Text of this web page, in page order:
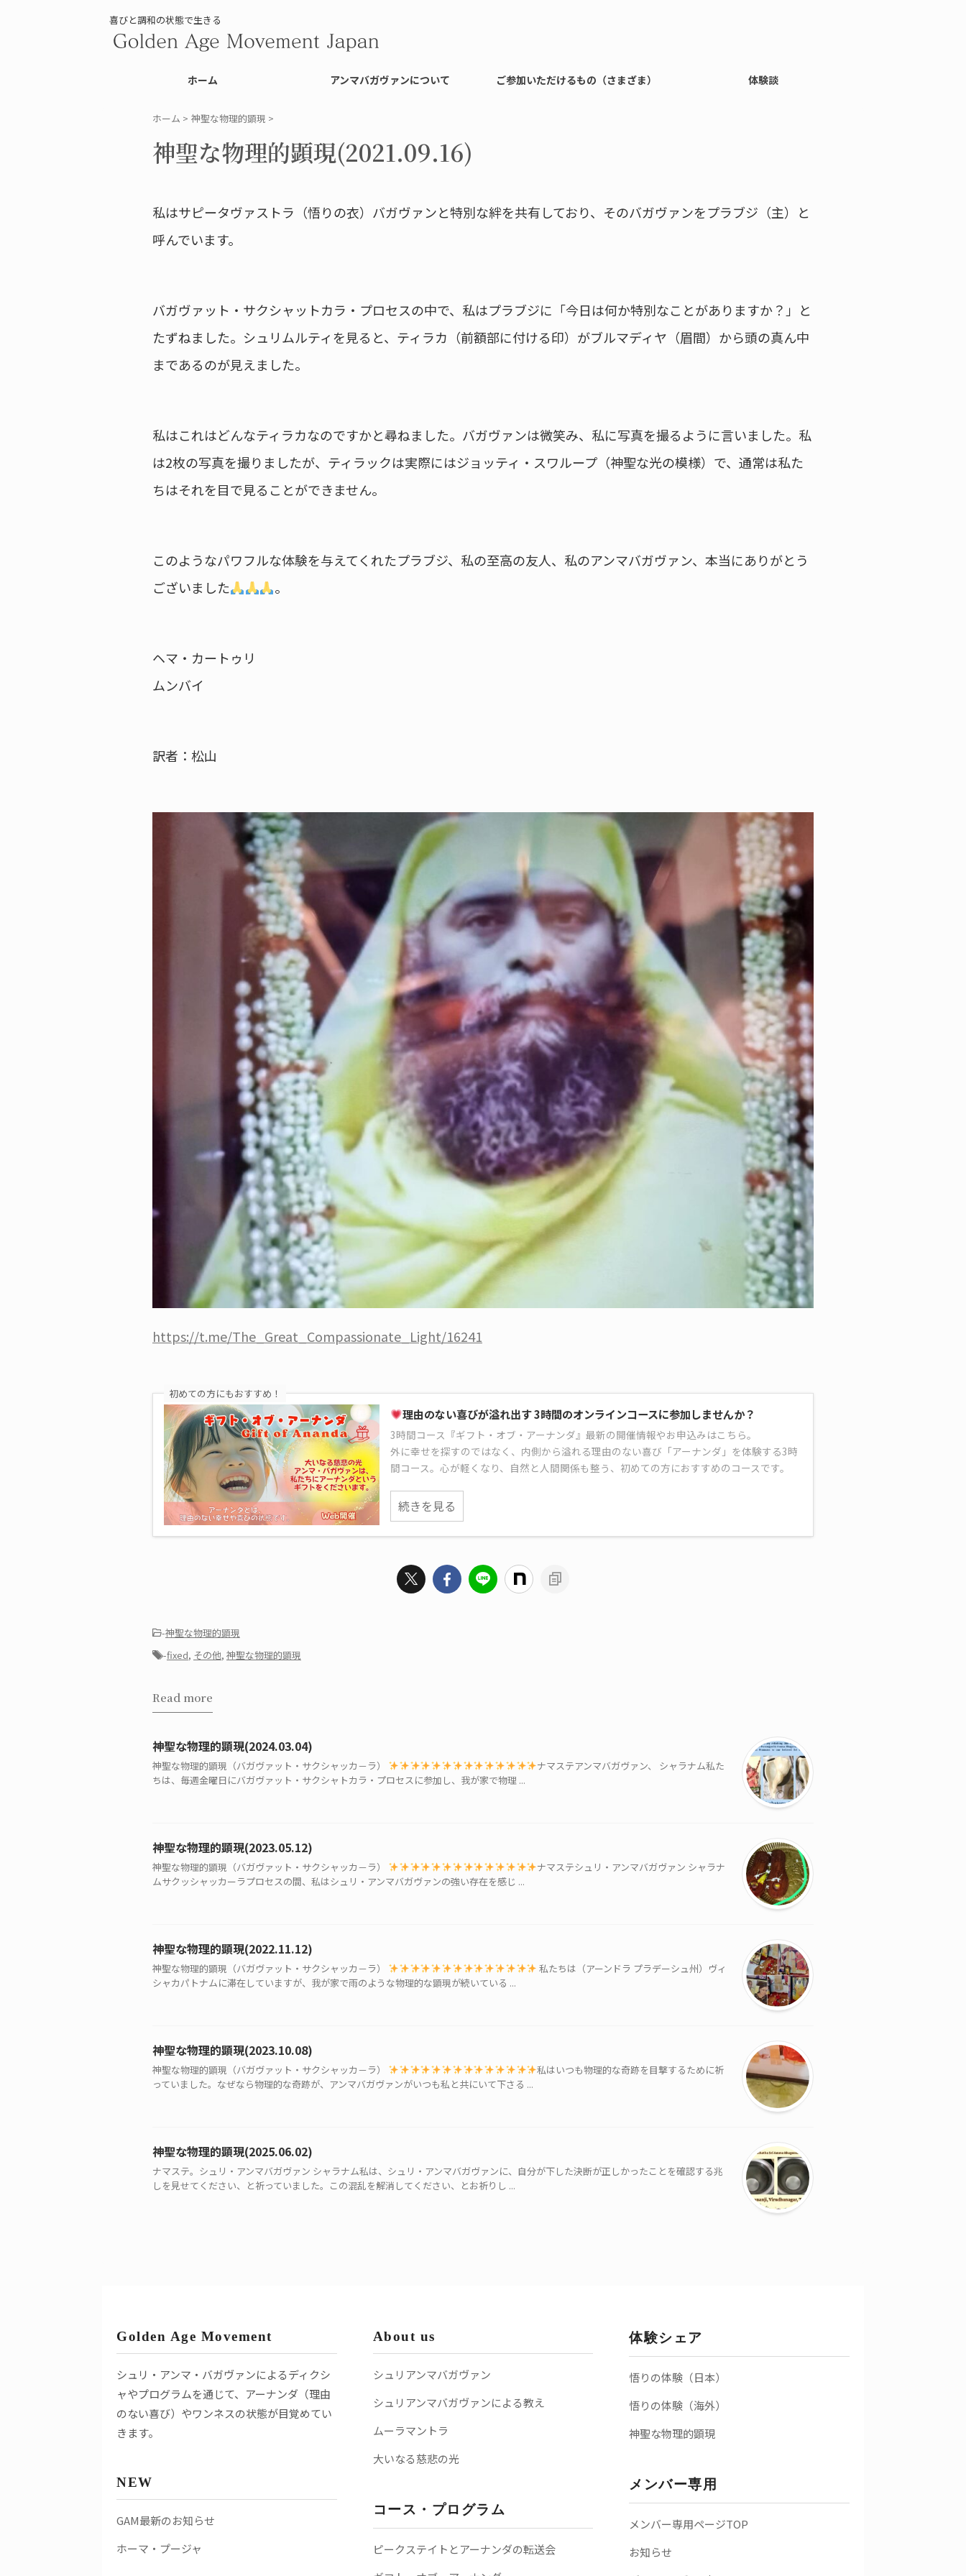
喜びと調和の状態で生きる
ホーム アンマバガヴァンについて ご参加いただけるもの（さまざま） 体験談
ホーム > 神聖な物理的顕現 >
神聖な物理的顕現(2021.09.16)
私はサピータヴァストラ（悟りの衣）バガヴァンと特別な絆を共有しており、そのバガヴァンをプラブジ（主）と
呼んでいます。
バガヴァット・サクシャットカラ・プロセスの中で、私はプラブジに「今日は何か特別なことがありますか？」と
たずねました。シュリムルティを見ると、ティラカ（前額部に付ける印）がブルマディヤ（眉間）から頭の真ん中
まであるのが見えました。
私はこれはどんなティラカなのですかと尋ねました。バガヴァンは微笑み、私に写真を撮るように言いました。私
は2枚の写真を撮りましたが、ティラックは実際にはジョッティ・スワループ（神聖な光の模様）で、通常は私た
ちはそれを目で見ることができません。
このようなパワフルな体験を与えてくれたプラブジ、私の至高の友人、私のアンマバガヴァン、本当にありがとう
ございました
。
ヘマ・カートゥリ
ムンバイ
訳者：松山
https://t.me/The_Great_Compassionate_Light/16241
初めての方にもおすすめ！
理由のない喜びが溢れ出す 3時間のオンラインコースに参加しませんか？
3時間コース『ギフト・オブ・アーナンダ』最新の開催情報やお申込みはこちら。
外に幸せを探すのではなく、内側から溢れる理由のない喜び「アーナンダ」を体験する3時
間コース。心が軽くなり、自然と人間関係も整う、初めての方におすすめのコースです。
続きを見る
-神聖な物理的顕現
-fixed, その他, 神聖な物理的顕現
Read more
神聖な物理的顕現(2024.03.04)
神聖な物理的顕現（バガヴァット・サクシャッカ－ラ）
ナマステアンマバガヴァン、 シャラナム私た
ちは、毎週金曜日にバガヴァット・サクシャトカラ・プロセスに参加し、我が家で物理 ...
神聖な物理的顕現(2023.05.12)
神聖な物理的顕現（バガヴァット・サクシャッカ－ラ）
ナマステシュリ・アンマバガヴァン シャラナ
ムサクッシャッカーラプロセスの間、私はシュリ・アンマバガヴァンの強い存在を感じ ...
神聖な物理的顕現(2022.11.12)
神聖な物理的顕現（バガヴァット・サクシャッカ－ラ）
私たちは（アーンドラ プラデーシュ州）ヴィ
シャカパトナムに滞在していますが、我が家で雨のような物理的な顕現が続いている ...
神聖な物理的顕現(2023.10.08)
神聖な物理的顕現（バガヴァット・サクシャッカ－ラ）
私はいつも物理的な奇跡を目撃するために祈
っていました。なぜなら物理的な奇跡が、アンマバガヴァンがいつも私と共にいて下さる ...
神聖な物理的顕現(2025.06.02)
ナマステ。シュリ・アンマバガヴァン シャラナム私は、シュリ・アンマバガヴァンに、自分が下した決断が正しかったことを確認する兆
しを見せてください、と祈っていました。この混乱を解消してください、とお祈りし ...
Golden Age Movement
シュリ・アンマ・バガヴァンによるディクシ
ャやプログラムを通じて、アーナンダ（理由
のない喜び）やワンネスの状態が目覚めてい
きます。
NEW
GAM最新のお知らせ
ホーマ・プージャ
About us
シュリアンマバガヴァン
シュリアンマバガヴァンによる教え
ムーラマントラ
大いなる慈悲の光
コース・プログラム
ピークステイトとアーナンダの転送会
体験シェア
悟りの体験（日本）
悟りの体験（海外）
神聖な物理的顕現
メンバー専用
メンバー専用ページTOP
お知らせ